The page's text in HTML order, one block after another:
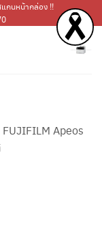
กนหน้ากล่อง !!
FUJIFILM Apeos